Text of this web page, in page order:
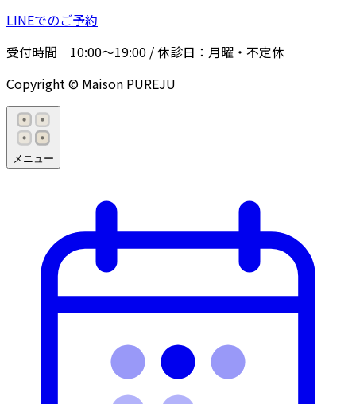
LINEでのご予約
受付時間 10:00〜19:00 / 休診日： 月曜・不定休
Copyright © Maison PUREJU
メニュー